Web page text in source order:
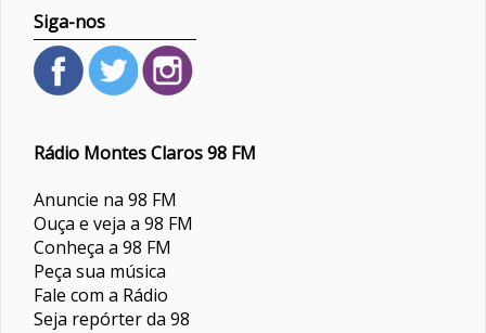
Siga-nos
Rádio Montes Claros 98 FM
Anuncie na 98 FM
Ouça e veja a 98 FM
Conheça a 98 FM
Peça sua música
Fale com a Rádio
Seja repórter da 98